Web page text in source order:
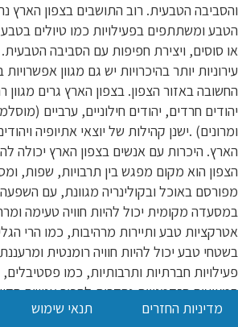
והסביבה הטבעית. רוב התושבים בצפון הארץ
הטבע ומשתתפים בפעילויות כמו טיולים בטבע,
או סוסים, ויצירת חפיפות עם הסביבה הטבעית.
עירוניות יותר בהיכרויות יש גם מגוון
החשובה באזור הצפון. בצפון הארץ גרים מגוון
יהודים חרדים, יהודים חילוניים, ערביים
ומרונים) .ישנן קהילות של יוצאי אתיופיה
הארץ. היכרות עם אנשים בצפון הארץ יכולה
הצפון הוא מקום מפגש בין תרבויות, שפות,
מפורסם באוכל ובקולינריה מגוונת, עם
במסעדה מקומית יכול להיות חוויה טעימה
אטרקציות טבע ותיירות מרהיבות, כמו הרי
בשטחי טבע יכול להיות חוויה רומנטית
פעילויות חברתיות ותרבותיות, כמו פסטיבלים,
המציעים הזדמנויות נהדרות להכיר אנשים
תנאי שימוש מדיניות החזרים